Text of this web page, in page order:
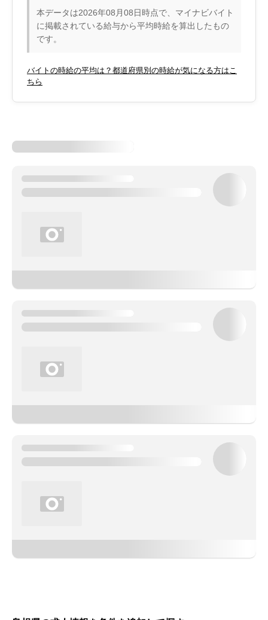
本データは2026年08月08日時点で、マイナビバイト
に掲載されている給与から平均時給を算出したもの
です。
バイトの時給の平均は？都道府県別の時給が気になる方はこ
ちら